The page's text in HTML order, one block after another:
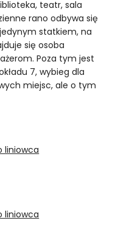
teatr, sala
rano odbywa się
statkiem, na
się osoba
Poza tym jest
7, wybieg dla
miejsc, ale o tym